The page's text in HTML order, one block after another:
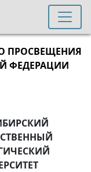
ПРОСВЕЩЕНИЯ
ФЕДЕРАЦИИ